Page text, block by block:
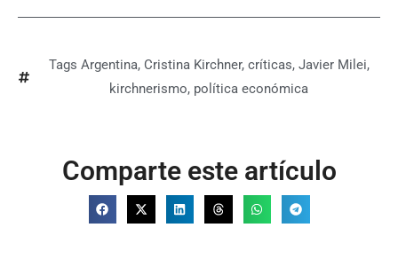
Tags Argentina, Cristina Kirchner, críticas, Javier Milei,
kirchnerismo, política económica
Comparte este artículo